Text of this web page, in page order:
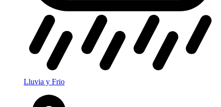
Lluvia y Frio